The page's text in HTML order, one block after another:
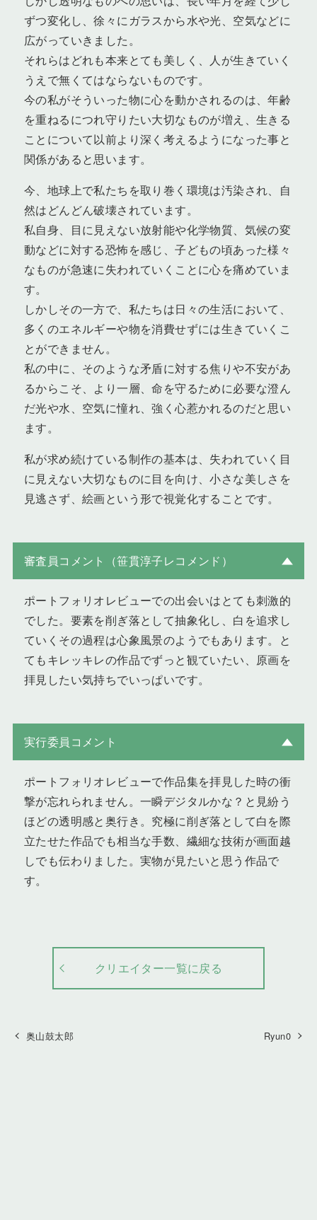
ずつ変化し、徐々にガラスから水や光、空気などに
広がっていきました。
それらはどれも本来とても美しく、人が生きていく
うえで無くてはならないものです。
今の私がそういった物に心を動かされるのは、年齢
を重ねるにつれ守りたい大切なものが増え、生きる
ことについて以前より深く考えるようになった事と
関係があると思います。
今、地球上で私たちを取り巻く環境は汚染され、自
然はどんどん破壊されています。
私自身、目に見えない放射能や化学物質、気候の変
動などに対する恐怖を感じ、子どもの頃あった様々
なものが急速に失われていくことに心を痛めていま
す。
しかしその一方で、私たちは日々の生活において、
多くのエネルギーや物を消費せずには生きていくこ
とができません。
私の中に、そのような矛盾に対する焦りや不安があ
るからこそ、より一層、命を守るために必要な澄ん
だ光や水、空気に憧れ、強く心惹かれるのだと思い
ます。
私が求め続けている制作の基本は、失われていく目
に見えない大切なものに目を向け、小さな美しさを
見逃さず、絵画という形で視覚化することです。
審査員コメント（笹貫淳子レコメンド）
ポートフォリオレビューでの出会いはとても刺激的
でした。要素を削ぎ落として抽象化し、白を追求し
ていくその過程は心象風景のようでもあります。と
てもキレッキレの作品でずっと観ていたい、原画を
拝見したい気持ちでいっぱいです。
実行委員コメント
ポートフォリオレビューで作品集を拝見した時の衝
撃が忘れられません。一瞬デジタルかな？と見紛う
ほどの透明感と奥行き。究極に削ぎ落として白を際
立たせた作品でも相当な手数、繊細な技術が画面越
しでも伝わりました。実物が見たいと思う作品で
す。
クリエイター一覧に戻る
奥山鼓太郎 Ryun0